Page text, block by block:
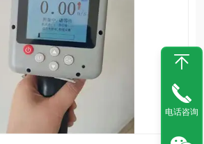
电话咨询